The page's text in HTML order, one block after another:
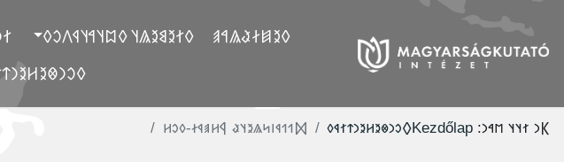
𐲓𐲉𐲯𐲇𐲟𐲖𐲀𐲠
‮ 𐲓𐲐𐲉𐲘𐲉𐲖𐲦 𐲓𐲪𐲦𐲀𐲦𐲁𐲤𐲛𐲓
𐲞𐳙 𐳐𐳦𐳦 𐳮𐳀𐳙:
Kezdőlap
‮𐲓𐳛𐳙𐳌𐳉𐳢𐳉𐳙𐳄𐳐𐳁𐳓
‮𐲫𐳒𐳒𐳁𐳥𐳭𐳖𐳉𐳦𐳟 𐲁𐳢𐳠𐳁𐳇-𐳓𐳛𐳢